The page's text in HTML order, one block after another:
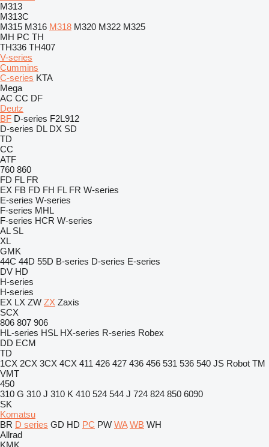
M313
M313C
M315 M316 M318 M320 M322 M325
MH PC TH
TH336 TH407
V-series
Cummins
C-series KTA
Mega
AC CC DF
Deutz
BF D-series F2L912
D-series DL DX SD
TD
CC
ATF
760 860
FD FL FR
EX FB FD FH FL FR W-series
E-series W-series
F-series MHL
F-series HCR W-series
AL SL
XL
GMK
44C 44D 55D B-series D-series E-series
DV HD
H-series
H-series
EX LX ZW ZX Zaxis
SCX
806 807 906
HL-series HSL HX-series R-series Robex
DD ECM
TD
1CX 2CX 3CX 4CX 411 426 427 436 456 531 536 540 JS Robot TM
VMT
450
310 G 310 J 310 K 410 524 544 J 724 824 850 6090
SK
Komatsu
BR D series GD HD PC PW WA WB WH
Allrad
KMK